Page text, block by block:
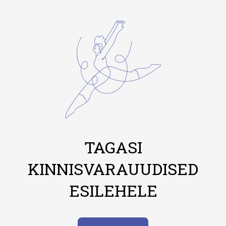
TAGASI
KINNISVARAUUDISED
ESILEHELE